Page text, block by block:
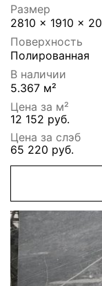
Размер
2810 x 1910 x 20
Поверхность
Полированная
В наличии
5.367 м²
Цена за м²
12 152 руб.
Цена за слэб
65 220 руб.